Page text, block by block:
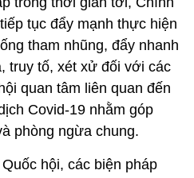
tục đẩy mạnh thực hiện
tham nhũng, đẩy nhanh
truy tố, xét xử đối với các
quan tâm liên quan đến
Covid-19 nhằm góp
phòng ngừa chung.
hội, các biện pháp